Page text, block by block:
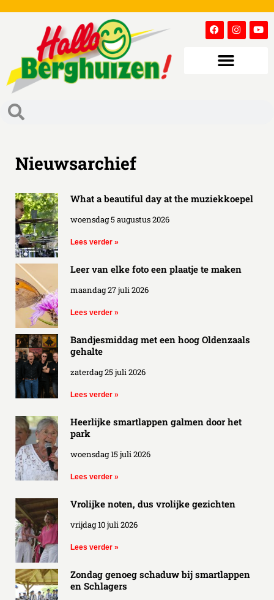
Nieuwsarchief
What a beautiful day at the muziekkoepel
woensdag 5 augustus 2026
Lees verder »
Leer van elke foto een plaatje te maken
maandag 27 juli 2026
Lees verder »
Bandjesmiddag met een hoog Oldenzaals
gehalte
zaterdag 25 juli 2026
Lees verder »
Heerlijke smartlappen galmen door het
park
woensdag 15 juli 2026
Lees verder »
Vrolijke noten, dus vrolijke gezichten
vrijdag 10 juli 2026
Lees verder »
Zondag genoeg schaduw bij smartlappen
en Schlagers